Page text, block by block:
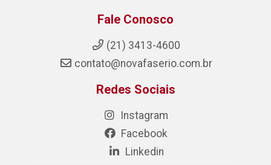
Fale Conosco
(21) 3413-4600
contato@novafaserio.com.br
Redes Sociais
Instagram
Facebook
Linkedin